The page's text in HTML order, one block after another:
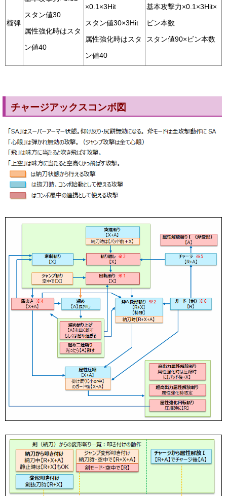
榴弾
スタン値30
属性強化時はスタ
ン値40
×0.1×3Hit
スタン値30×3Hit
属性強化時はスタ
ン値40
基本攻撃力×0.1×3Hit×
ビン本数
スタン値90×ビン本数
チャージアックスコンボ図